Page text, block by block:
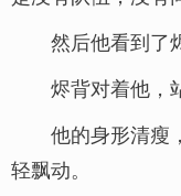
然后他看到了
烬背对着他，
他的身形清瘦
轻飘动。